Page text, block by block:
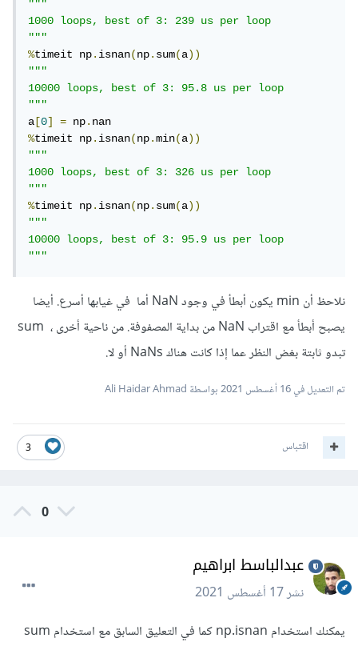
"""
1000 loops, best of 3: 239 us per loop
"""
%timeit np.isnan(np.sum(a))
"""
10000 loops, best of 3: 95.8 us per loop
"""
a [0] = np.
%timeit np.isnan(np.min(a))
"""
1000 loops, best of 3: 326 us per loop
"""
%timeit np.isnan(np.sum(a))
"""
10000 loops, best of 3: 95.9 us per loop
"""
نلاحظ أن min يكون أبطأ في وجود NaN أما في غيابها أسرع. أيضا
يصبح أبطأ مع اقتراب NaN من بداية المصفوفة. من ناحية أخرى ، sum
تبدو ثابتة بغض النظر عما إذا كانت هناك NaNs أو لا.
تم التعديل في16 أغسطس 2021 بواسطة Ali Haidar Ahmad
3 اقتباس
0
عبدالباسط ابراهيم
نشر17 أغسطس 2021
يمكنك استخدام np.isnan كما في التعليق السابق مع استخدام sum